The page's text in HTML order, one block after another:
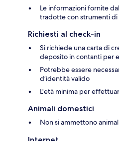
Le informazioni fornite
tradotte con strumenti
Richiesti al check-in
Si richiede una carta di
deposito in contanti per
Potrebbe essere
d’identità valido
L'età minima per
Animali domestici
Non si ammettono